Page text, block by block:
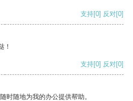
支持[0] 反对[0]
！
支持[0] 反对[0]
时随地为我的办公提供帮助。